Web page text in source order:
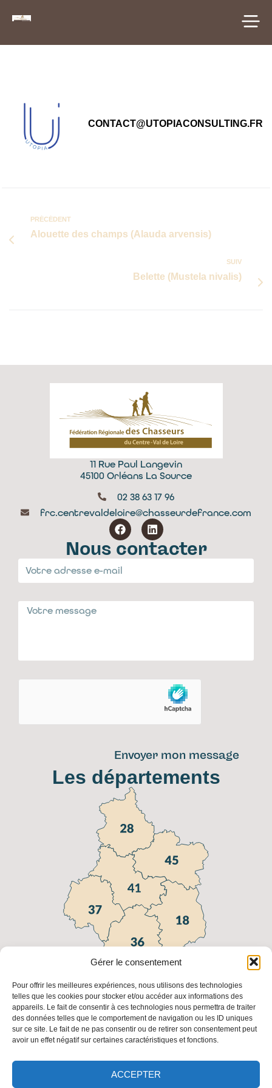
Gérer le consentement
Pour offrir les meilleures expériences, nous utilisons des technologies
telles que les cookies pour stocker et/ou accéder aux informations des
appareils. Le fait de consentir à ces technologies nous permettra de traiter
des données telles que le comportement de navigation ou les ID uniques
sur ce site. Le fait de ne pas consentir ou de retirer son consentement peut
avoir un effet négatif sur certaines caractéristiques et fonctions.
ACCEPTER
CONTACT@UTOPIACONSULTING.FR
PRÉCÉDENT
Alouette des champs (Alauda arvensis)
SUIV
Belette (Mustela nivalis)
11 Rue Paul Langevin
45100 Orléans La Source
02 38 63 17 96
frc.centrevaldeloire@chasseurdefrance.com
Nous contacter
Envoyer mon message
Les départements
Liens utiles
FAQ Fédération
Régionale
Fédération
Nationale
Les
adresses